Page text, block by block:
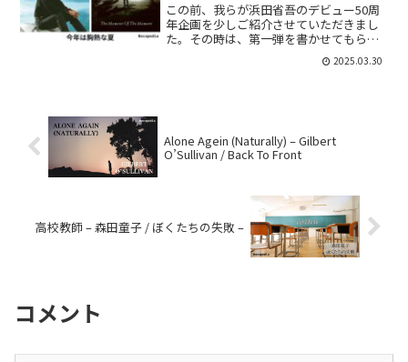
この前、我らが浜田省吾のデビュー50周
年企画を少しご紹介させていただきまし
た。その時は、第一弾を書かせてもらっ
たのですが、このタイミングで第2弾？の
ビニールコレクションの内容が発表にな
2025.03.30
Alone Agein (Naturally) – Gilbert
O’Sullivan / Back To Front
高校教師 – 森田童子 / ぼくたちの失敗 –
コメント